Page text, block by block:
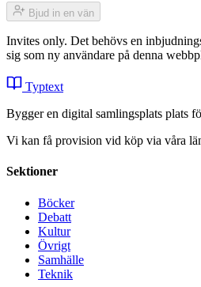
Bjud in en vän
Invites only. Det behövs en
sig som ny användare på denna
Typtext
Bygger en digital samlingsplats plats
Vi kan få provision vid köp via våra
Sektioner
Böcker
Debatt
Kultur
Övrigt
Samhälle
Teknik